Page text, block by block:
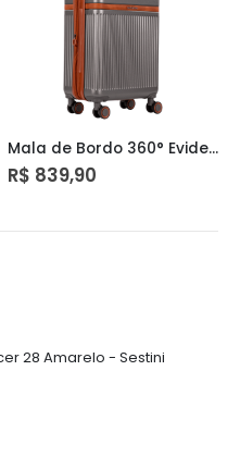
Mala de Bordo 360° Evidence 1T Grafite – Sestini
R$ 839,90
28 Amarelo - Sestini